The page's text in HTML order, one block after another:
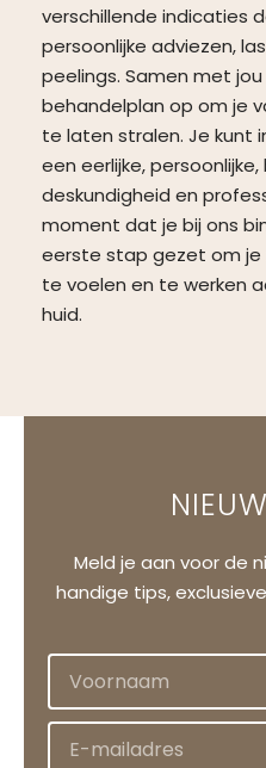
verschillende indicaties
persoonlijke adviezen,
peelings. Samen met
behandelplan op om je
te laten stralen. Je kunt
een eerlijke,
deskundigheid en
moment dat je bij ons
eerste stap gezet om je
te voelen en te werken
huid.
Meld je aan voor de
handige tips,